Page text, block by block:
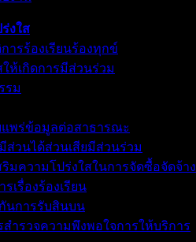
งใส
ารร้องเรียนร้องทุกข์
ให้เกิดการมีส่วนร่วม
รม
แพร่ข้อมูลต่อสาธารณะ
ส่วนได้ส่วนเสียมีส่วนร่วม
ริมความโปร่งใสในการจัดซื้อจัดจ้าง
เรื่องร้องเรียน
นการรับสินบน
สำรวจความพึงพอใจการให้บริการ